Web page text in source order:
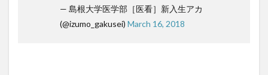
— 島根大学医学部［医看］新入生アカ
(@izumo_gakusei) March 16, 2018